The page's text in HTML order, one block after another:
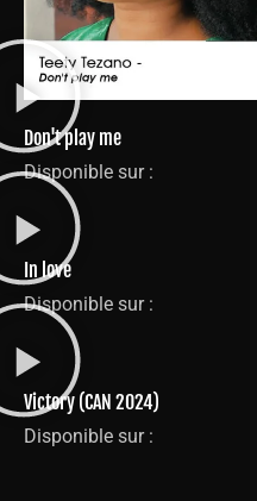
Don't play me
Disponible sur :
In love
Disponible sur :
Victory (CAN 2024)
Disponible sur :